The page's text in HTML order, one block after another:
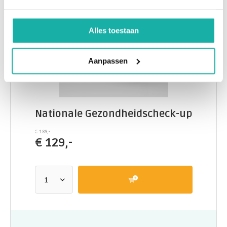
Alles toestaan
Aanpassen
Nationale Gezondheidscheck-up
€ 189,-
€ 129,-